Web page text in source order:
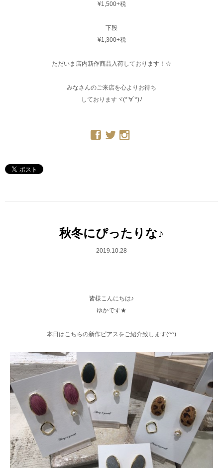
¥1,500+税
下段
¥1,300+税
ただいま店内新作商品入荷しております！☆
みなさんのご来店を心よりお待ち
しておりますヾ(*’∀`*)ﾉ
秋冬にぴったりな♪
2019.10.28
皆様こんにちは♪
ゆかです★
本日はこちらの新作ピアスをご紹介致します(^^)